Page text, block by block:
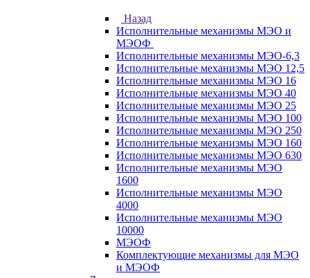
Назад
Исполнительные механизмы МЭО и
МЭОФ
Исполнительные механизмы МЭО-6,3
Исполнительные механизмы МЭО 12,5
Исполнительные механизмы МЭО 16
Исполнительные механизмы МЭО 40
Исполнительные механизмы МЭО 25
Исполнительные механизмы МЭО 100
Исполнительные механизмы МЭО 250
Исполнительные механизмы МЭО 160
Исполнительные механизмы МЭО 630
Исполнительные механизмы МЭО
1600
Исполнительные механизмы МЭО
4000
Исполнительные механизмы МЭО
10000
МЭОФ
Комплектующие механизмы для МЭО
и МЭОФ